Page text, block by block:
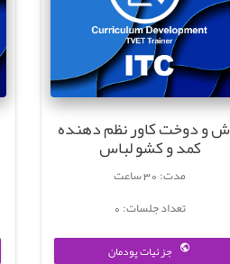
و دوخت کاور نظم دهنده
کمد و کشو لباس
مدت: 30 ساعت
تعداد جلسات: 0
جزئیات پودمان